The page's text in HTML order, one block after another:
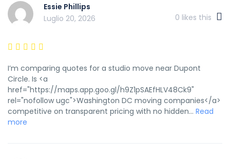
Essie Phillips
Luglio 20, 2026
0 likes this
I’m comparing quotes for a studio move near Dupont
Circle. Is <a
href="https://maps.app.goo.gl/h9Z1pSAEfHLV48Ck9"
rel="nofollow ugc">Washington DC moving companies</a>
competitive on transparent pricing with no hidden... Read
more